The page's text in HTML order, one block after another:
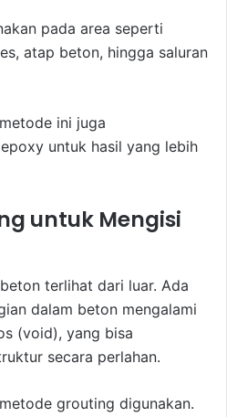
pada area seperti
atap beton, hingga saluran
ini juga
untuk hasil yang lebih
untuk Mengisi
terlihat dari luar. Ada
dalam beton mengalami
(void), yang bisa
secara perlahan.
grouting digunakan.